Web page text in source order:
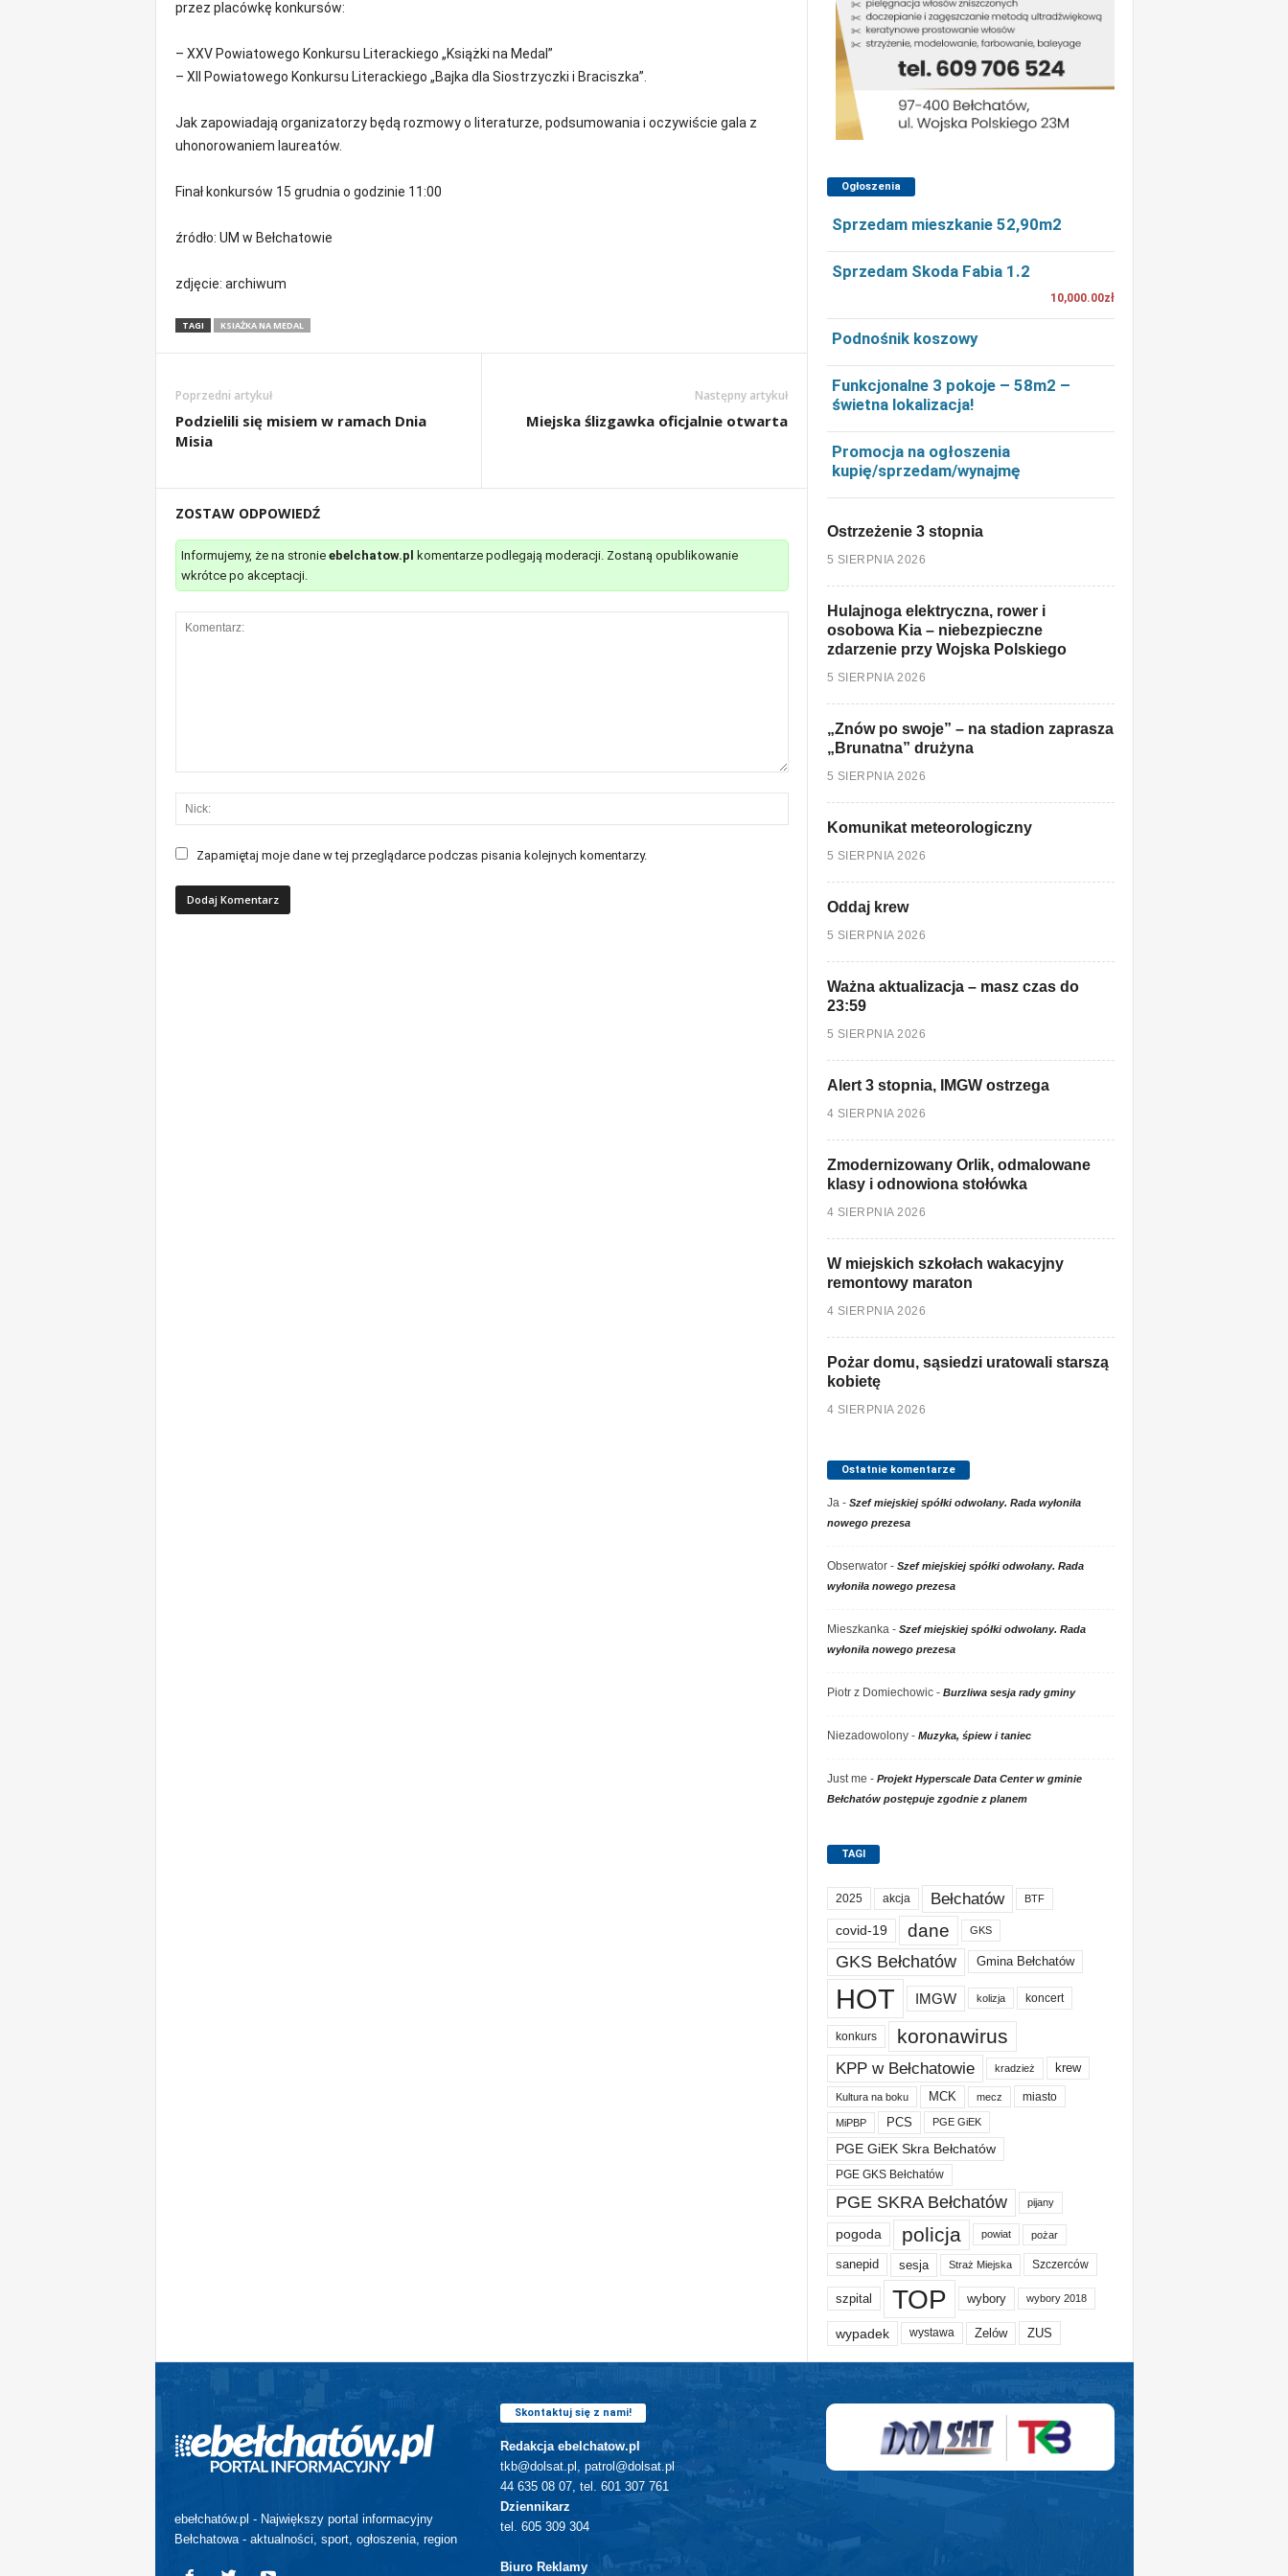
przez placówkę konkursów:
– XXV Powiatowego Konkursu Literackiego „Książki na Medal”
– XII Powiatowego Konkursu Literackiego „Bajka dla Siostrzyczki i Braciszka”.
Jak zapowiadają organizatorzy będą rozmowy o literaturze, podsumowania i oczywiście gala z
uhonorowaniem laureatów.
Finał konkursów 15 grudnia o godzinie 11:00
źródło: UM w Bełchatowie
zdjęcie: archiwum
TAGI KSIAŻKA NA MEDAL
Poprzedni artykuł
Podzielili się misiem w ramach Dnia
Misia
Następny artykuł
Miejska ślizgawka oficjalnie otwarta
ZOSTAW ODPOWIEDŹ
Informujemy, że na stronie ebelchatow.pl
komentarze podlegają moderacji. Zostaną opublikowanie
wkrótce po akceptacji.
Zapamiętaj moje dane w tej przeglądarce podczas pisania kolejnych komentarzy.
Ogłoszenia
Sprzedam mieszkanie 52,90m2
Sprzedam Skoda Fabia 1.2
10,000.00zł
Podnośnik koszowy
Funkcjonalne 3 pokoje – 58m2 –
świetna lokalizacja!
Promocja na ogłoszenia
kupię/sprzedam/wynajmę
Ostrzeżenie 3 stopnia
5 SIERPNIA 2026
Hulajnoga elektryczna, rower i
osobowa Kia – niebezpieczne
zdarzenie przy Wojska Polskiego
5 SIERPNIA 2026
„Znów po swoje” – na stadion zaprasza
„Brunatna” drużyna
5 SIERPNIA 2026
Komunikat meteorologiczny
5 SIERPNIA 2026
Oddaj krew
5 SIERPNIA 2026
Ważna aktualizacja – masz czas do
23:59
5 SIERPNIA 2026
Alert 3 stopnia, IMGW ostrzega
4 SIERPNIA 2026
Zmodernizowany Orlik, odmalowane
klasy i odnowiona stołówka
4 SIERPNIA 2026
W miejskich szkołach wakacyjny
remontowy maraton
4 SIERPNIA 2026
Pożar domu, sąsiedzi uratowali starszą
kobietę
4 SIERPNIA 2026
Ostatnie komentarze
Ja- Szef miejskiej spółki odwołany. Rada wyłoniła
nowego prezesa
Obserwator- Szef miejskiej spółki odwołany. Rada
wyłoniła nowego prezesa
Mieszkanka- Szef miejskiej spółki odwołany. Rada
wyłoniła nowego prezesa
Piotr z Domiechowic- Burzliwa sesja rady gminy
Niezadowolony- Muzyka, śpiew i taniec
Just me - Projekt Hyperscale Data Center w gminie
Bełchatów postępuje zgodnie z planem
TAGI
2025 akcja Bełchatów BTF
covid-19 dane GKS
GKS Bełchatów Gmina Bełchatów
HOT IMGW kolizja koncert
konkurs koronawirus
KPP w Bełchatowie kradzież krew
Kultura na boku MCK mecz miasto
MiPBP PCS PGE GiEK
PGE GiEK Skra Bełchatów
PGE GKS Bełchatów
PGE SKRA Bełchatów pijany
pogoda policja powiat pożar
sanepid sesja Straż Miejska Szczerców
szpital TOP wybory wybory 2018
wypadek wystawa Zelów ZUS
ebełchatów.pl - Największy portal informacyjny
Bełchatowa - aktualności, sport, ogłoszenia, region
Skontaktuj się z nami!
Redakcja ebelchatow.pl
tkb@dolsat.pl, patrol@dolsat.pl
44 635 08 07, tel. 601 307 761
Dziennikarz
tel. 605 309 304
Biuro Reklamy